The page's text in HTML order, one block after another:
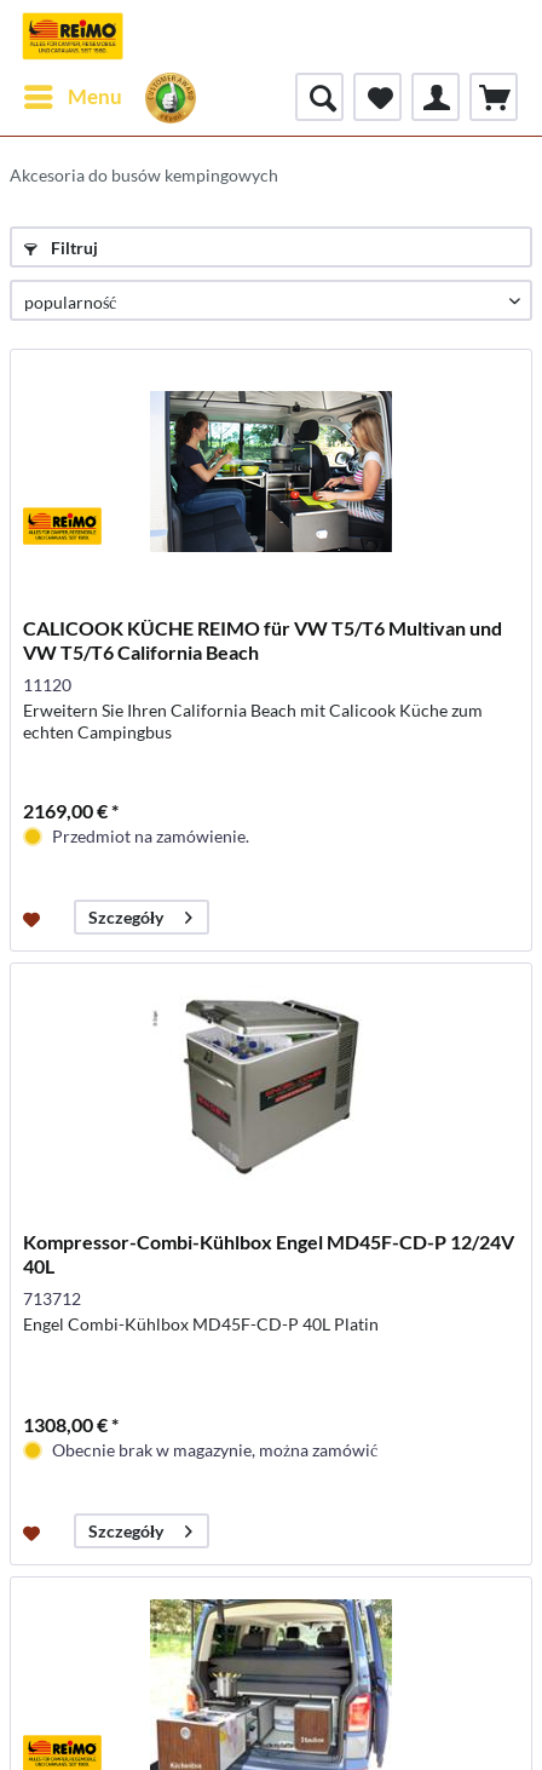
Menu
Akcesoria do busów kempingowych
Filtruj
CALICOOK KÜCHE REIMO für VW T5/T6 Multivan und
VW T5/T6 California Beach
11120
Erweitern Sie Ihren California Beach mit Calicook Küche zum
echten Campingbus
2169,00 € *
Przedmiot na zamówienie.
Szczegóły
Kompressor-Combi-Kühlbox Engel MD45F-CD-P 12/24V
40L
713712
Engel Combi-Kühlbox MD45F-CD-P 40L Platin
1308,00 € *
Obecnie brak w magazynie, można zamówić
Szczegóły